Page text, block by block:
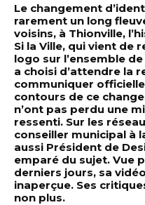
Le changement
rarement un long
voisins, à Thionville,
Si la Ville, qui vient de
logo sur l’ensemble
a choisi d’attendre la
communiquer
contours de ce
n’ont pas perdu une
ressenti. Sur les
conseiller municipal à
aussi Président de
emparé du sujet. Vue
derniers jours, sa
inaperçue. Ses
non plus.